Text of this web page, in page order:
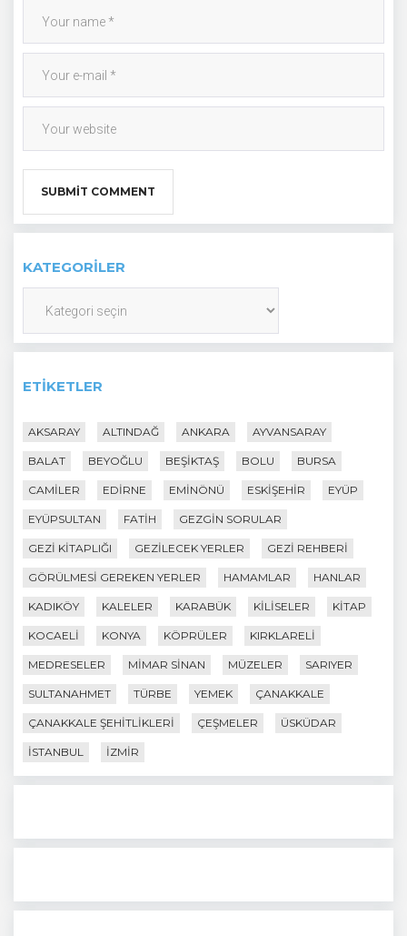
KATEGORILER
ETIKETLER
AKSARAY ALTINDAĞ ANKARA AYVANSARAY
BALAT BEYOĞLU BEŞIKTAŞ BOLU BURSA
CAMILER EDIRNE EMINÖNÜ ESKIŞEHIR EYÜP
EYÜPSULTAN FATIH GEZGIN SORULAR
GEZI KITAPLIĞI GEZILECEK YERLER GEZI REHBERI
GÖRÜLMESI GEREKEN YERLER HAMAMLAR HANLAR
KADIKÖY KALELER KARABÜK KILISELER KITAP
KOCAELI KONYA KÖPRÜLER KIRKLARELI
MEDRESELER MIMAR SINAN MÜZELER SARIYER
SULTANAHMET TÜRBE YEMEK ÇANAKKALE
ÇANAKKALE ŞEHITLIKLERI ÇEŞMELER ÜSKÜDAR
İSTANBUL İZMIR